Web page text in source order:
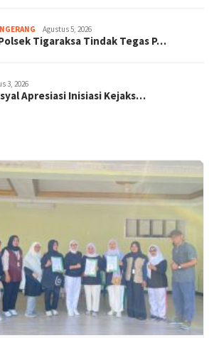
Agustus 5, 2026
Tigaraksa Tindak Tegas P…
3, 2026
Apresiasi Inisiasi Kejaks…